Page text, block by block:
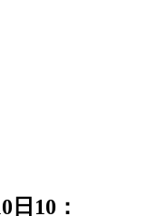
日10：